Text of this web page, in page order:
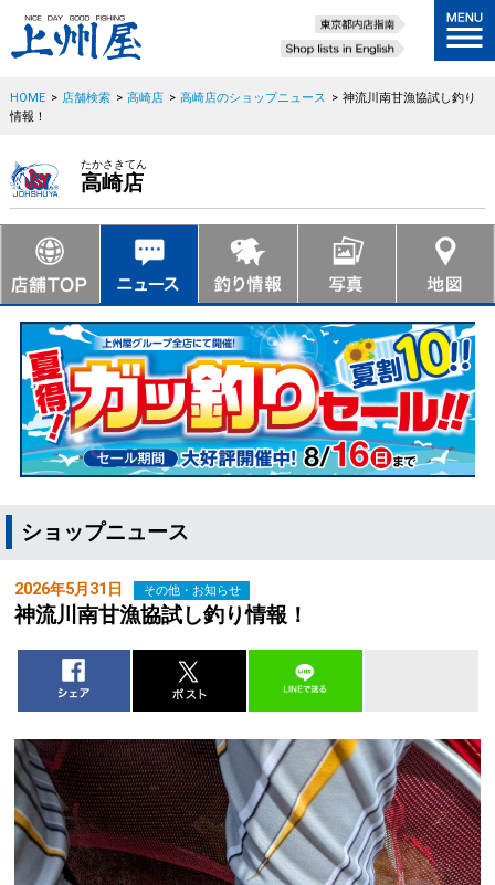
HOME > 店舗検索 > 高崎店 > 高崎店のショップニュース > 神流川南甘漁協試し釣り
情報！
たかさきてん
高崎店
ショップニュース
2026年5月31日 その他・お知らせ
神流川南甘漁協試し釣り情報！